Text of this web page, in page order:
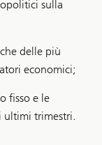
sulla
delle più
economici;
fisso e le
ultimi trimestri.